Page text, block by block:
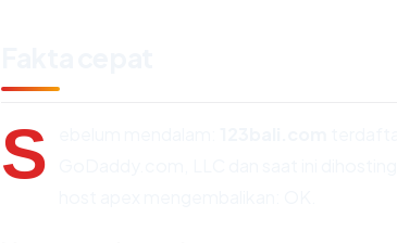
S